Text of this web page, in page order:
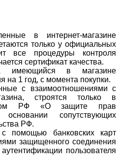
в интернет-магазине
только у официальных
все процедуры контроля
сертификат качества.
имеющийся в магазине
на 1 год, с момента покупки.
с взаимоотношениями с
строятся только в
РФ «О защите прав
сопутствующих
РФ.
с помощью банковских карт
защищенного соединения
пользователя